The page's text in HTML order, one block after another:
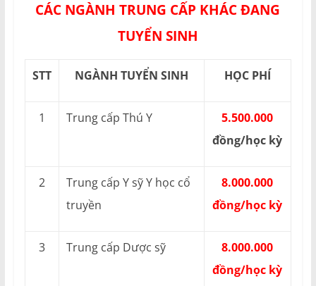
CÁC NGÀNH TRUNG CẤP KHÁC ĐANG
TUYỂN SINH
STT NGÀNH TUYỂN SINH HỌC PHÍ
1 Trung cấp Thú Y
5.500.000
đồng/học kỳ
2
Trung cấp Y sỹ Y học cổ
truyền
8.000.000
đồng/học kỳ
3 Trung cấp Dược sỹ
8.000.000
đồng/học kỳ